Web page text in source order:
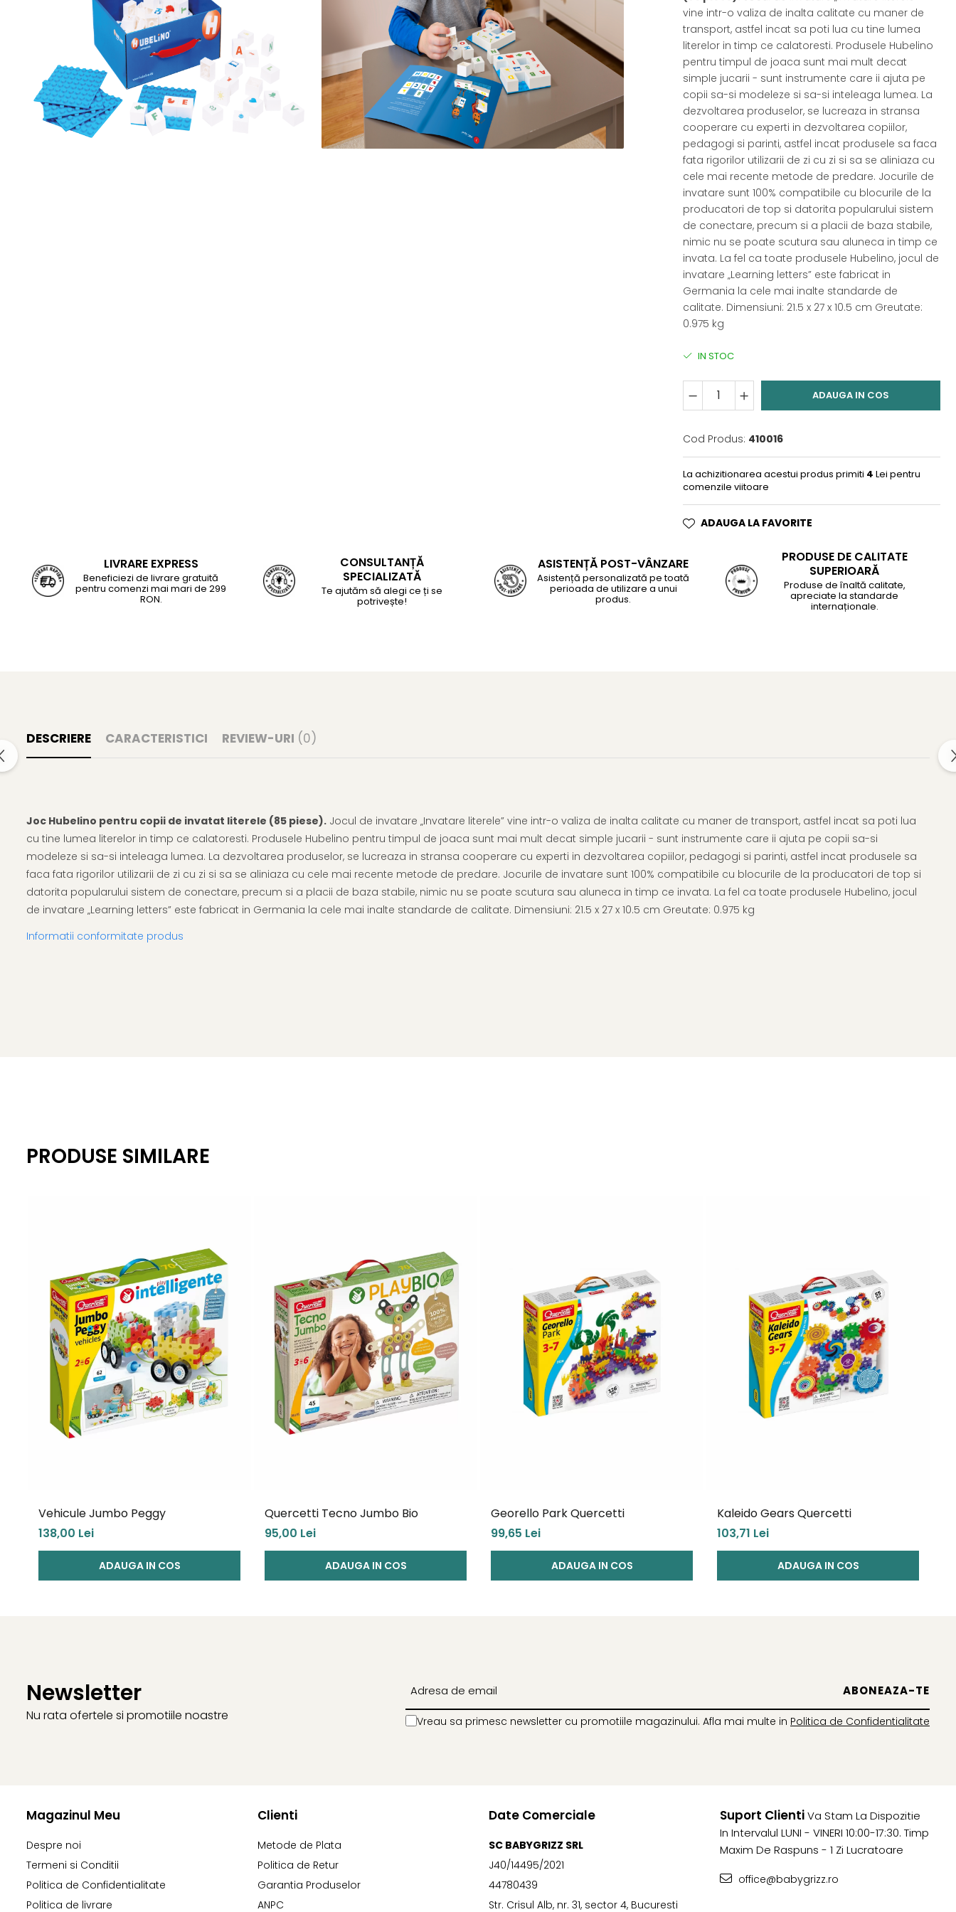
Consultanta Instalare
Jucarii de Sortare
Jucarii muzicale
Jucarii pentru baie
Jucarii Senzoriale
PAPUSI
vine intr-o valiza de inalta calitate cu maner de
transport, astfel incat sa poti lua cu tine lumea
literelor in timp ce calatoresti. Produsele Hubelino
pentru timpul de joaca sunt mai mult decat
simple jucarii - sunt instrumente care ii ajuta pe
copii sa-si modeleze si sa-si inteleaga lumea. La
dezvoltarea produselor, se lucreaza in stransa
cooperare cu experti in dezvoltarea copiilor,
pedagogi si parinti, astfel incat produsele sa faca
fata rigorilor utilizarii de zi cu zi si sa se aliniaza cu
cele mai recente metode de predare. Jocurile de
invatare sunt 100% compatibile cu blocurile de la
producatori de top si datorita popularului sistem
de conectare, precum si a placii de baza stabile,
nimic nu se poate scutura sau aluneca in timp ce
invata. La fel ca toate produsele Hubelino, jocul de
invatare „Learning letters” este fabricat in
Germania la cele mai inalte standarde de
calitate. Dimensiuni: 21.5 x 27 x 10.5 cm Greutate:
0.975 kg
IN STOC
ADAUGA IN COS
Cod Produs: 410016
La achizitionarea acestui produs primiti 4 Lei pentru
comenzile viitoare
ADAUGA LA FAVORITE
LIVRARE EXPRESS
Beneficiezi de livrare gratuită
pentru comenzi mai mari de 299
RON.
CONSULTANȚĂ
SPECIALIZATĂ
Te ajutăm să alegi ce ți se
potrivește!
ASISTENȚĂ POST-VÂNZARE
Asistență personalizată pe toată
perioada de utilizare a unui
produs.
PRODUSE DE CALITATE
SUPERIOARĂ
Produse de înaltă calitate,
apreciate la standarde
internaționale.
DESCRIERE CARACTERISTICI REVIEW-URI (0)
Joc Hubelino pentru copii de invatat literele (85 piese). Jocul de invatare „Invatare literele” vine intr-o valiza de inalta calitate cu maner de transport, astfel incat sa poti lua
cu tine lumea literelor in timp ce calatoresti. Produsele Hubelino pentru timpul de joaca sunt mai mult decat simple jucarii - sunt instrumente care ii ajuta pe copii sa-si
modeleze si sa-si inteleaga lumea. La dezvoltarea produselor, se lucreaza in stransa cooperare cu experti in dezvoltarea copiilor, pedagogi si parinti, astfel incat produsele sa
faca fata rigorilor utilizarii de zi cu zi si sa se aliniaza cu cele mai recente metode de predare. Jocurile de invatare sunt 100% compatibile cu blocurile de la producatori de top si
datorita popularului sistem de conectare, precum si a placii de baza stabile, nimic nu se poate scutura sau aluneca in timp ce invata. La fel ca toate produsele Hubelino, jocul
de invatare „Learning letters” este fabricat in Germania la cele mai inalte standarde de calitate. Dimensiuni: 21.5 x 27 x 10.5 cm Greutate: 0.975 kg
Informatii conformitate produs
PRODUSE SIMILARE
Vehicule Jumbo Peggy
138,00 Lei
ADAUGA IN COS
Quercetti Tecno Jumbo Bio
95,00 Lei
ADAUGA IN COS
Georello Park Quercetti
99,65 Lei
ADAUGA IN COS
Kaleido Gears Quercetti
103,71 Lei
ADAUGA IN COS
Newsletter
Nu rata ofertele si promotiile noastre Vreau sa primesc newsletter cu promotiile magazinului. Afla mai multe in Politica de Confidentialitate
Magazinul Meu
Despre noi
Termeni si Conditii
Politica de Confidentialitate
Politica de livrare
Clienti
Metode de Plata
Politica de Retur
Garantia Produselor
ANPC
Date Comerciale
SC BABYGRIZZ SRL
J40/14495/2021
44780439
Str. Crisul Alb, nr. 31, sector 4, Bucuresti
Suport ClientiVa Stam La Dispozitie
In Intervalul LUNI - VINERI 10:00-17:30. Timp
Maxim De Raspuns - 1 Zi Lucratoare
office@babygrizz.ro